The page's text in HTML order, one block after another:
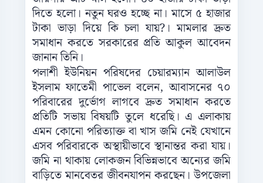
দিতে হলো। নতুন ঘরও হচ্ছে না। মাসে ৫ হাজার
টাকা ভাড়া দিয়ে কি চলা যায়?। মামলার দ্রুত
সমাধান করতে সরকারের প্রতি আকুল আবেদন
জানান তিনি।
পলাশী ইউনিয়ন পরিষদের চেয়ারম্যান আলাউল
ইসলাম ফাতেমী পাভেল বলেন, আবাসনের ৭০
পরিবারের দুর্ভোগ লাগবে দ্রুত সমাধান করতে
প্রতিটি সভায় বিষয়টি তুলে ধরেছি। এ এলাকায়
এমন কোনো পরিত্যাক্ত বা খাস জমি নেই যেখানে
এসব পরিবারকে অস্থায়ীভাবে স্থানান্তর করা যায়।
জমি না থাকায় লোকজন বিভিন্নভাবে অন্যের জমি
বাড়িতে মানবেতর জীবনযাপন করছেন। উপজেলা